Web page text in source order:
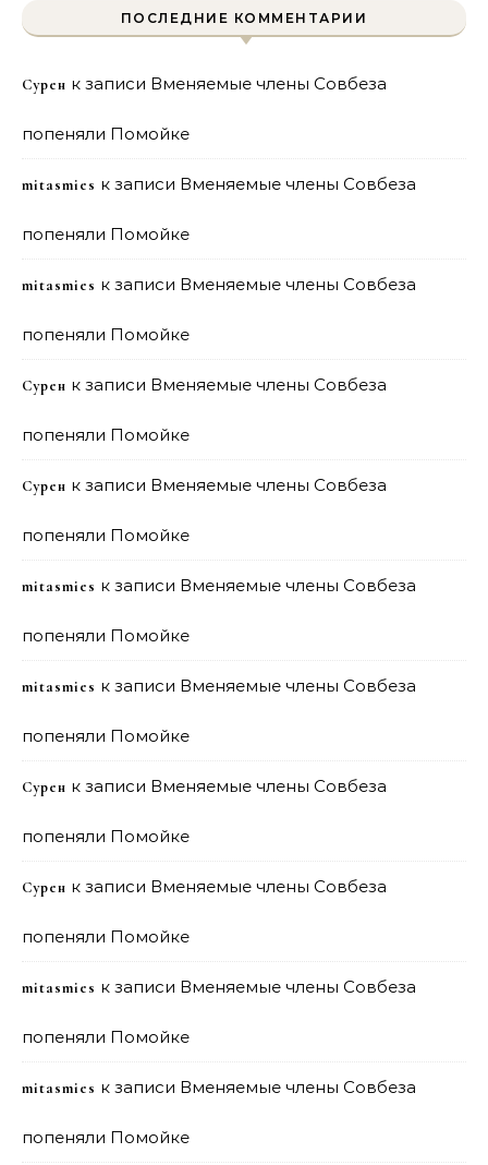
ПОСЛЕДНИЕ КОММЕНТАРИИ
Сурен к записи Вменяемые члены Совбеза
попеняли Помойке
mitasmies к записи Вменяемые члены Совбеза
попеняли Помойке
mitasmies к записи Вменяемые члены Совбеза
попеняли Помойке
Сурен к записи Вменяемые члены Совбеза
попеняли Помойке
Сурен к записи Вменяемые члены Совбеза
попеняли Помойке
mitasmies к записи Вменяемые члены Совбеза
попеняли Помойке
mitasmies к записи Вменяемые члены Совбеза
попеняли Помойке
Сурен к записи Вменяемые члены Совбеза
попеняли Помойке
Сурен к записи Вменяемые члены Совбеза
попеняли Помойке
mitasmies к записи Вменяемые члены Совбеза
попеняли Помойке
mitasmies к записи Вменяемые члены Совбеза
попеняли Помойке